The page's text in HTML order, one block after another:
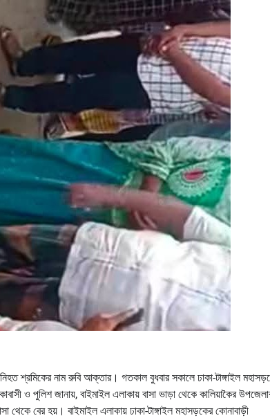
শ্রমিকের নাম রুবি আক্তার। গতকাল বুধবার সকালে ঢাকা-টাঙ্গাইল
ও পুলিশ জানায়, বাইমাইল এলাকায় বাসা ভাড়া থেকে কালিয়াকৈর
থেকে বের হয়। বাইমাইল এলাকায় ঢাকা-টাঙ্গাইল মহাসড়কের কোনাবাড়ী